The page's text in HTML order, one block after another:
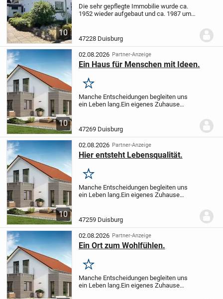
10
Die sehr gepflegte Immobilie wurde ca.
1952 wieder aufgebaut und ca. 1987 um
Erfordernissen angepasst. Beheizt wird
das Objekt...
47228 Duisburg
10
02.08.2026 Partner-Anzeige
Ein Haus für Menschen mit Ideen.
Merken
Manche Entscheidungen begleiten uns
ein Leben lang.Ein eigenes Zuhause
Grundrisse und Lösungen, die sich Ihren
Bedürfnissen...
47269 Duisburg
10
02.08.2026 Partner-Anzeige
Hier entsteht Lebensqualität.
Merken
Manche Entscheidungen begleiten uns
ein Leben lang.Ein eigenes Zuhause
Grundrisse und Lösungen, die sich Ihren
Bedürfnissen...
47259 Duisburg
02.08.2026 Partner-Anzeige
Ein Ort zum Wohlfühlen.
Merken
Manche Entscheidungen begleiten uns
ein Leben lang.Ein eigenes Zuhause